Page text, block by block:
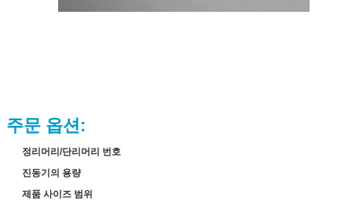
주문 옵션:
정리머리/단리머리 번호
진동기의 용량
제품 사이즈 범위